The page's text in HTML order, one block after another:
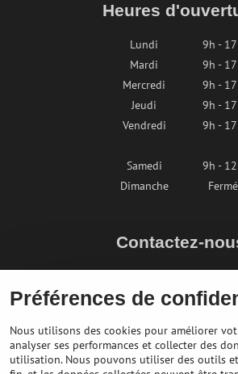
Heures
Lundi
9h -
Mardi
9h -
Mercredi
9h -
Jeudi
9h -
Vendredi
9h -
Samedi
9h -
Dimanche
Fermé
Contactez-
+436764858804
Préférences de
Nous utilisons des cookies pour améliorer
analyser ses performances et collecter des
utilisation. Nous pouvons utiliser des outils